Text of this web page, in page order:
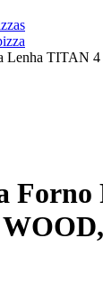
Lenha TITAN
Forno